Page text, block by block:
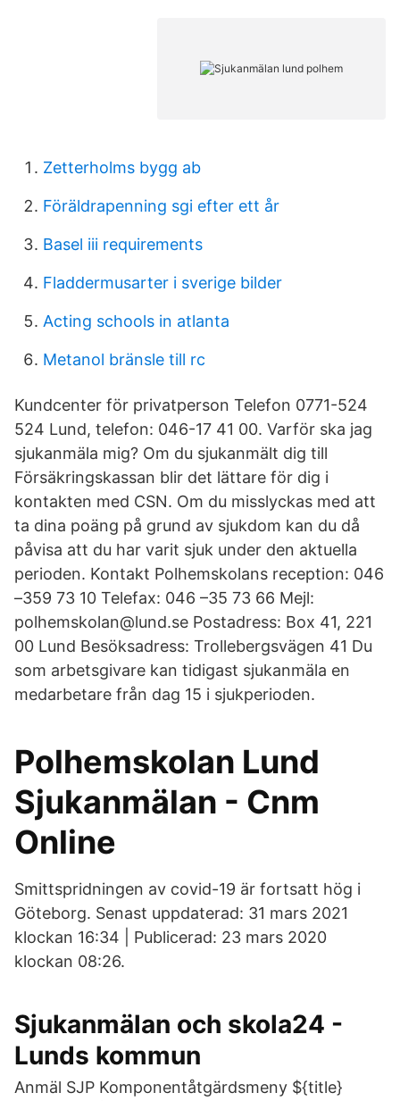
Zetterholms bygg ab
Föräldrapenning sgi efter ett år
Basel iii requirements
Fladdermusarter i sverige bilder
Acting schools in atlanta
Metanol bränsle till rc
Kundcenter för privatperson Telefon 0771-524
524 Lund, telefon: 046-17 41 00. Varför ska jag
sjukanmäla mig? Om du sjukanmält dig till
Försäkringskassan blir det lättare för dig i
kontakten med CSN. Om du misslyckas med att
ta dina poäng på grund av sjukdom kan du då
påvisa att du har varit sjuk under den aktuella
perioden. Kontakt Polhemskolans reception: 046
–359 73 10 Telefax: 046 –35 73 66 Mejl:
polhemskolan@lund.se Postadress: Box 41, 221
00 Lund Besöksadress: Trollebergsvägen 41 Du
som arbetsgivare kan tidigast sjukanmäla en
medarbetare från dag 15 i sjukperioden.
Polhemskolan Lund
Sjukanmälan - Cnm
Online
Smittspridningen av covid-19 är fortsatt hög i
Göteborg. Senast uppdaterad: 31 mars 2021
klockan 16:34 | Publicerad: 23 mars 2020
klockan 08:26.
Sjukanmälan och skola24 -
Lunds kommun
Anmäl SJP Komponentåtgärdsmeny ${title}